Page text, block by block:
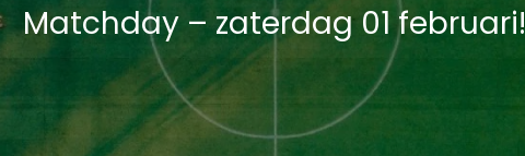
Matchday – zaterdag 01 februari!